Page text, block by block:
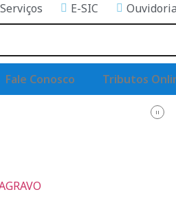
E-SIC Ouvidoria
Fale Conosco Tributos